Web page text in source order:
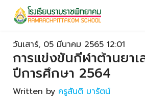
วันเสาร์, 05 มีนาคม 2565 12:01
การแข่งขันกีฬาต้านยา
ปีการศึกษา 2564
Written by ครูสันติ มารัตน์